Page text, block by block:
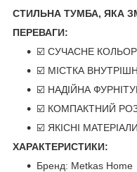
СТИЛЬНА ТУМБА, ЯКА
ПЕРЕВАГИ:
☑️ СУЧАСНЕ
☑️ МІСТКА
☑️ НАДІЙНА
☑️ КОМПАКТНИЙ
☑️ ЯКІСНІ МАТЕРІАЛИ
ХАРАКТЕРИСТИКИ:
Бренд: Metkas Home